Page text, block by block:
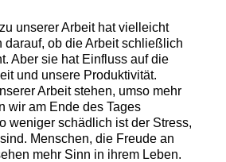
unserer Arbeit hat vielleicht
darauf, ob die Arbeit schließlich
Aber sie hat Einfluss auf die
und unsere Produktivität.
Arbeit stehen, umso mehr
wir am Ende des Tages
weniger schädlich ist der Stress,
Menschen, die Freude an
mehr Sinn in ihrem Leben.